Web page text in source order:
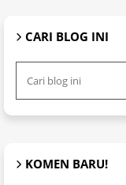
CARI BLOG INI
KOMEN BARU!